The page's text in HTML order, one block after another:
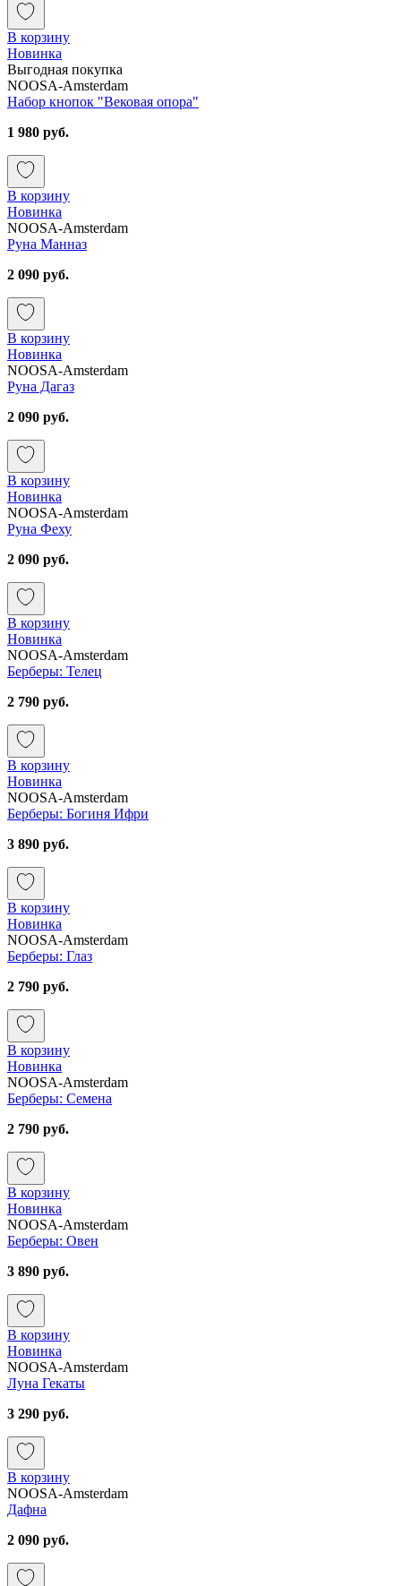
В корзину
Новинка
Выгодная покупка
NOOSA-Amsterdam
Набор кнопок "Вековая опора"
1 980 руб.
В корзину
Новинка
NOOSA-Amsterdam
Руна Манназ
2 090 руб.
В корзину
Новинка
NOOSA-Amsterdam
Руна Дагаз
2 090 руб.
В корзину
Новинка
NOOSA-Amsterdam
Руна Феху
2 090 руб.
В корзину
Новинка
NOOSA-Amsterdam
Берберы: Телец
2 790 руб.
В корзину
Новинка
NOOSA-Amsterdam
Берберы: Богиня Ифри
3 890 руб.
В корзину
Новинка
NOOSA-Amsterdam
Берберы: Глаз
2 790 руб.
В корзину
Новинка
NOOSA-Amsterdam
Берберы: Семена
2 790 руб.
В корзину
Новинка
NOOSA-Amsterdam
Берберы: Овен
3 890 руб.
В корзину
Новинка
NOOSA-Amsterdam
Луна Гекаты
3 290 руб.
В корзину
NOOSA-Amsterdam
Дафна
2 090 руб.